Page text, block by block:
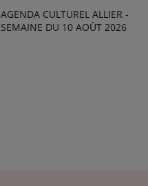
AGENDA CULTUREL ALLIER -
SEMAINE DU 10 AOÛT 2026